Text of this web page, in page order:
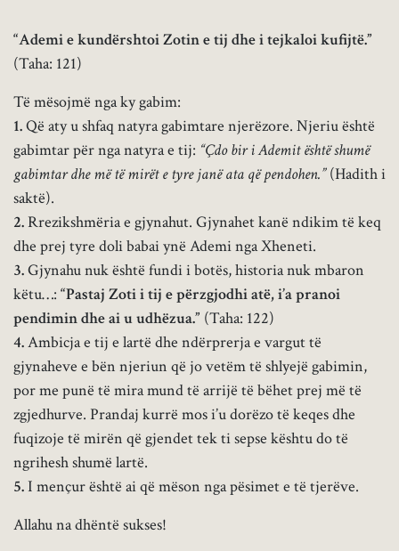
“Ademi e kundërshtoi Zotin e tij dhe i tejkaloi kufijtë.”
(Taha: 121)
Të mësojmë nga ky gabim:
1.Që aty u shfaq natyra gabimtare njerëzore. Njeriu është
gabimtar për nga natyra e tij: “Çdo bir i Ademit është shumë
gabimtar dhe më të mirët e tyre janë ata që pendohen.”(Hadith i
saktë).
2.Rrezikshmëria e gjynahut. Gjynahet kanë ndikim të keq
dhe prej tyre doli babai ynë Ademi nga Xheneti.
3.Gjynahu nuk është fundi i botës, historia nuk mbaron
këtu…: “Pastaj Zoti i tij e përzgjodhi atë, i’a pranoi
pendimin dhe ai u udhëzua.” (Taha: 122)
4.Ambicja e tij e lartë dhe ndërprerja e vargut të
gjynaheve e bën njeriun që jo vetëm të shlyejë gabimin,
por me punë të mira mund të arrijë të bëhet prej më të
zgjedhurve. Prandaj kurrë mos i’u dorëzo të keqes dhe
fuqizoje të mirën që gjendet tek ti sepse kështu do të
ngrihesh shumë lartë.
5.I mençur është ai që mëson nga pësimet e të tjerëve.
Allahu na dhëntë sukses!